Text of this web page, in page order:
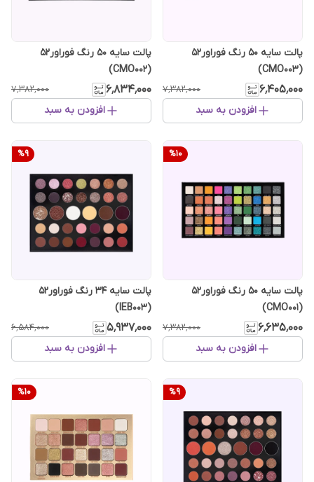
پالت سایه 50 رنگ فوراور52
(CMO003)
۶٬۴۰۵٬۰۰۰ ۷٬۳۸۲٬۰۰۰
افزودن به سبد
پالت سایه 50 رنگ فوراور52
(CMO002)
۶٬۸۳۴٬۰۰۰ ۷٬۳۸۲٬۰۰۰
افزودن به سبد
%10
پالت سایه 50 رنگ فوراور52
(CMO001)
۶٬۶۳۵٬۰۰۰ ۷٬۳۸۲٬۰۰۰
افزودن به سبد
%9
پالت سایه 34 رنگ فوراور52
(IEB003)
۵٬۹۳۷٬۰۰۰ ۶٬۵۸۴٬۰۰۰
افزودن به سبد
%9
%10